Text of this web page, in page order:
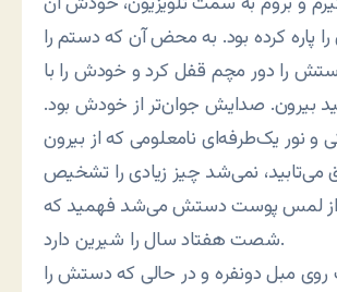
پاره کرده بود. به محض آن که دستم را
دستش را دور مچم قفل کرد و خودش را با
بیرون. صدایش جوان‌تر از خودش بود.
و نور یک‌طرفه‌ای نامعلومی که از بیرون
می‌تابید، نمی‌شد چیز زیادی را تشخیص
از لمس پوست دستش می‌شد فهمید که
شصت هفتاد سال را شیرین دارد.
مبل دونفره و در حالی که دستش را